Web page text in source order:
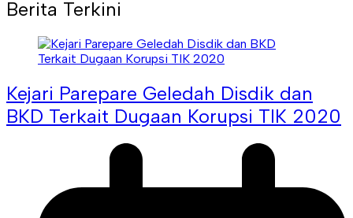
Berita Terkini
Kejari Parepare Geledah Disdik dan
BKD Terkait Dugaan Korupsi TIK 2020